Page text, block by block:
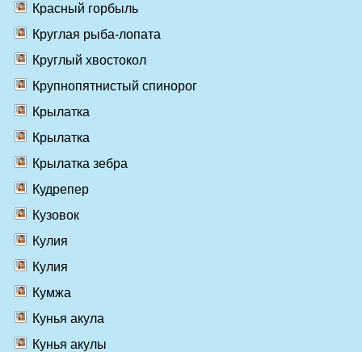
Красный горбыль
Круглая рыба-лопата
Круглый хвостокол
Крупнопятнистый спинорог
Крылатка
Крылатка
Крылатка зебра
Кудрепер
Кузовок
Кулия
Кулия
Кумжа
Кунья акула
Кунья акулы